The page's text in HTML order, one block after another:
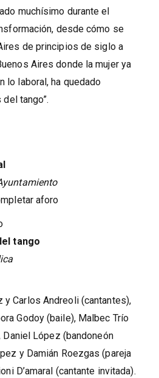
muchísimo durante el
desde cómo se
de principios de siglo a
Aires donde la mujer ya
lo laboral, ha quedado
tango”.
aforo
tango
y Carlos Andreoli (cantantes),
Godoy (baile), Malbec Trío
López (bandoneón
y Damián Roezgas (pareja
D’amaral (cantante invitada).